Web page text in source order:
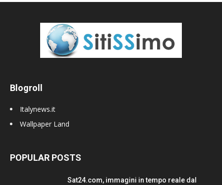
Blogroll
Italynews.it
Wallpaper Land
POPULAR POSTS
Sat24.com, immagini in tempo reale dal